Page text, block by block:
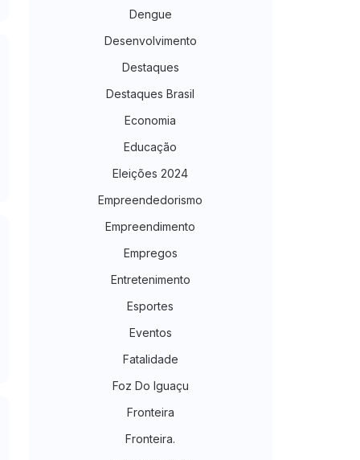
Dengue
Desenvolvimento
Destaques
Destaques Brasil
Economia
Educação
Eleições 2024
Empreendedorismo
Empreendimento
Empregos
Entretenimento
Esportes
Eventos
Fatalidade
Foz Do Iguaçu
Fronteira
Fronteira.